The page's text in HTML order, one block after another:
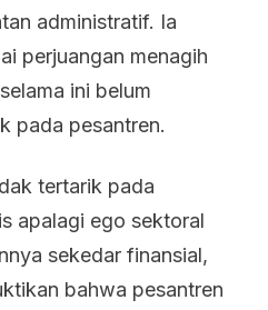
administratif. Ia
perjuangan menagih
ini belum
pada pesantren.
tertarik pada
apalagi ego sektoral
sekedar finansial,
bahwa pesantren